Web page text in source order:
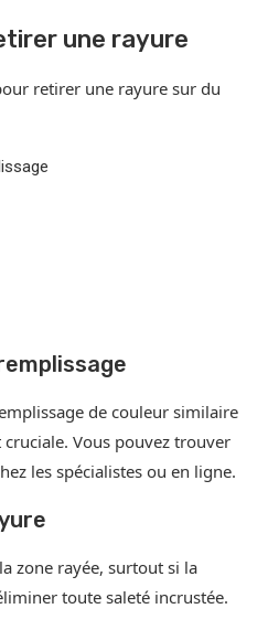
une rayure
retirer une rayure sur du
de couleur similaire
Vous pouvez trouver
les spécialistes ou en ligne.
zone rayée, surtout si la
toute saleté incrustée.